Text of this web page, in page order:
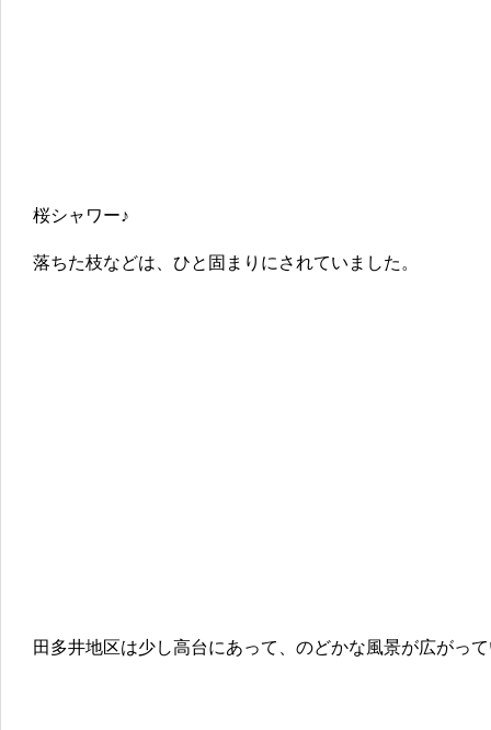
桜シャワー♪
落ちた枝などは、ひと固まりにされていました。
田多井地区は少し高台にあって、のどかな風景が広がっ